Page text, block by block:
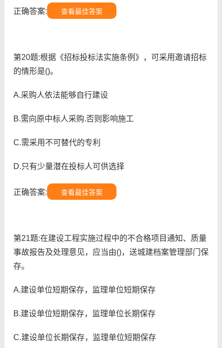
正确答案: 查看最佳答案
第20题:根据《招标投标法实施条例》，可采用邀请招标
的情形是()。
A.采购人依法能够自行建设
B.需向原中标人采购.否则影响施工
C.需采用不可替代的专利
D.只有少量潜在投标人可供选择
正确答案: 查看最佳答案
第21题:在建设工程实施过程中的不合格项目通知、质量
事故报告及处理意见，应当由()，送城建档案管理部门保
存。
A.建设单位短期保存，监理单位短期保存
B.建设单位短期保存，监理单位长期保存
C.建设单位长期保存，监理单位短期保存